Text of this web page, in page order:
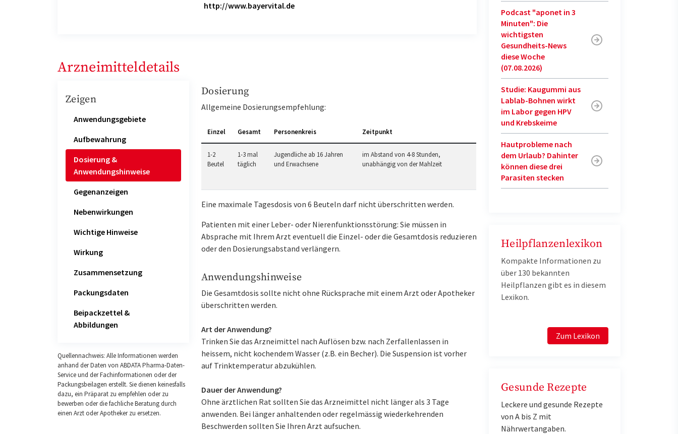
http://www.bayervital.de
Arzneimitteldetails
Zeigen
Anwendungsgebiete
Aufbewahrung
Dosierung &
Anwendungshinweise
Gegenanzeigen
Nebenwirkungen
Wichtige Hinweise
Wirkung
Zusammensetzung
Packungsdaten
Beipackzettel &
Abbildungen
Quellennachweis: Alle Informationen werden
anhand der Daten von ABDATA Pharma-Daten-
Service und der Fachinformationen oder der
Packungsbeilagen erstellt. Sie dienen keinesfalls
dazu, ein Präparat zu empfehlen oder zu
bewerben oder die fachliche Beratung durch
einen Arzt oder Apotheker zu ersetzen.
Dosierung
Allgemeine Dosierungsempfehlung:
Einzel Gesamt Personenkreis Zeitpunkt
1-2
Beutel
1-3 mal
täglich
Jugendliche ab 16 Jahren
und Erwachsene
im Abstand von 4-8 Stunden,
unabhängig von der Mahlzeit
Eine maximale Tagesdosis von 6 Beuteln darf nicht überschritten werden.
Patienten mit einer Leber- oder Nierenfunktionsstörung: Sie müssen in
Absprache mit Ihrem Arzt eventuell die Einzel- oder die Gesamtdosis reduzieren
oder den Dosierungsabstand verlängern.
Anwendungshinweise
Die Gesamtdosis sollte nicht ohne Rücksprache mit einem Arzt oder Apotheker
überschritten werden.
Art der Anwendung?
Trinken Sie das Arzneimittel nach Auflösen bzw. nach Zerfallenlassen in
heissem, nicht kochendem Wasser (z.B. ein Becher). Die Suspension ist vorher
auf Trinktemperatur abzukühlen.
Dauer der Anwendung?
Ohne ärztlichen Rat sollten Sie das Arzneimittel nicht länger als 3 Tage
anwenden. Bei länger anhaltenden oder regelmässig wiederkehrenden
Beschwerden sollten Sie Ihren Arzt aufsuchen.
Podcast "aponet in 3
Minuten": Die
wichtigsten
Gesundheits-News
diese Woche
(07.08.2026)
Studie: Kaugummi aus
Lablab-Bohnen wirkt
im Labor gegen HPV
und Krebskeime
Hautprobleme nach
dem Urlaub? Dahinter
können diese drei
Parasiten stecken
Heilpflanzenlexikon
Kompakte Informationen zu
über 130 bekannten
Heilpflanzen gibt es in diesem
Lexikon.
Zum Lexikon
Gesunde Rezepte
Leckere und gesunde Rezepte
von A bis Z mit
Nährwertangaben.